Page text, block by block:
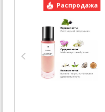
Распродажа